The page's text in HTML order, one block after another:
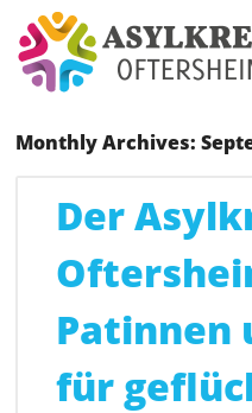
Monthly Archives:
Der
Patinnen
für